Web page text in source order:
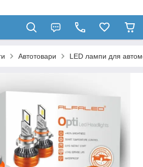
Автотовари LED лампи для